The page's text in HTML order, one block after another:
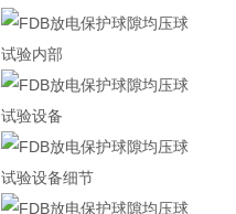
试验内部
试验设备
试验设备细节